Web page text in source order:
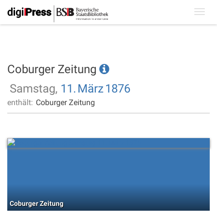
Coburger Zeitung
Samstag, 11. März 1876
enthält: Coburger Zeitung
Coburger Zeitung